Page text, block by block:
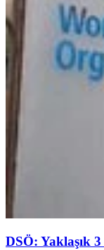
DSÖ: Yaklaşık